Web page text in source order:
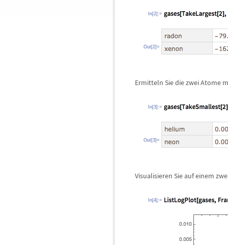
In[2]:=
Out[2]=
Ermitteln Sie die zwei Atome
In[3]:=
Out[3]=
Visualisieren Sie auf einem
In[4]:=